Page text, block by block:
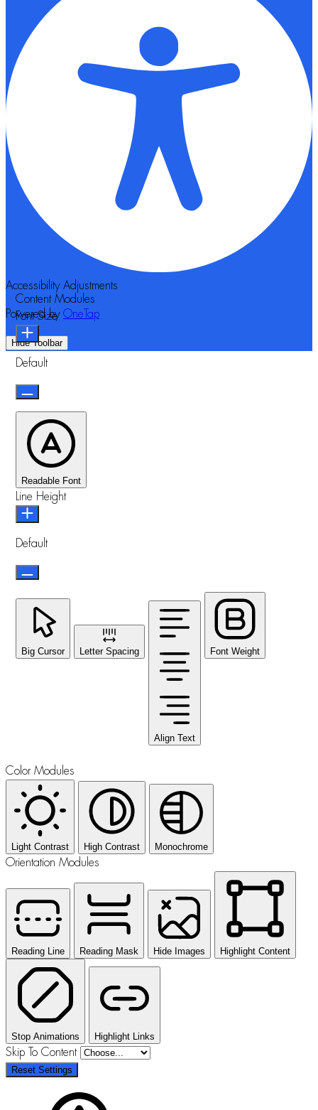
Accessibility Adjustments
Powered by OneTap
Hide Toolbar
Content Modules
Font Size
Default
Readable Font
Line Height
Default
Big Cursor Letter Spacing
Align Text
Font Weight
Color Modules
Light Contrast High Contrast Monochrome
Orientation Modules
Reading Line Reading Mask Hide Images Highlight Content
Stop Animations Highlight Links
Skip To Content
Reset Settings